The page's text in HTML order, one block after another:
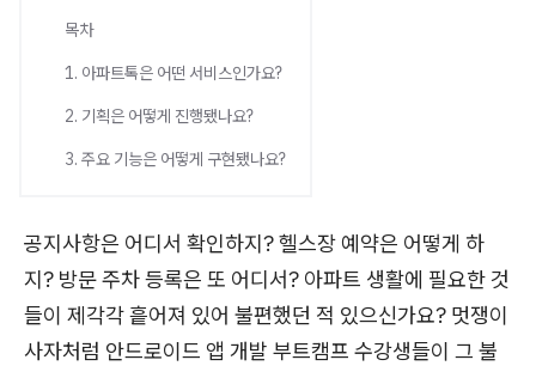
목차
1. 아파트톡은 어떤 서비스인가요?
2. 기획은 어떻게 진행됐나요?
3. 주요 기능은 어떻게 구현됐나요?
공지사항은 어디서 확인하지? 헬스장 예약은 어떻게 하
지? 방문 주차 등록은 또 어디서? 아파트 생활에 필요한 것
들이 제각각 흩어져 있어 불편했던 적 있으신가요? 멋쟁이
사자처럼 안드로이드 앱 개발 부트캠프 수강생들이 그 불